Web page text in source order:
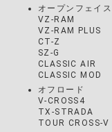
オープンフェイス
VZ-RAM
VZ-RAM PLUS
CT-Z
SZ-G
CLASSIC AIR
CLASSIC MOD
オフロード
V-CROSS4
TX-STRADA
TOUR CROSS-V